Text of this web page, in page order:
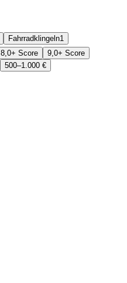
Fahrradklingeln1
8,0+ Score
9,0+ Score
500–1.000 €